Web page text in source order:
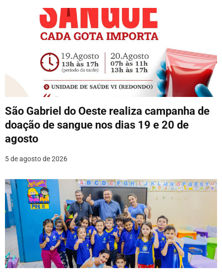
São Gabriel do Oeste realiza campanha de
doação de sangue nos dias 19 e 20 de
agosto
5 de agosto de 2026